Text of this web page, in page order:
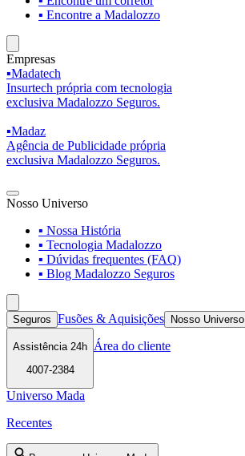
▪ Encontre a Madalozzo
Empresas
▪Madatech
Insurtech própria com tecnologia
exclusiva Madalozzo Seguros.
▪Madaz
Agência de Publicidade própria
exclusiva Madalozzo Seguros.
Nosso Universo
▪ Nossa História
▪ Tecnologia Madalozzo
▪ Dúvidas frequentes (FAQ)
▪ Blog Madalozzo Seguros
Seguros Fusões & Aquisições Nosso Universo
Assistência 24h
4007-2384
Área do cliente
Universo Mada
Recentes